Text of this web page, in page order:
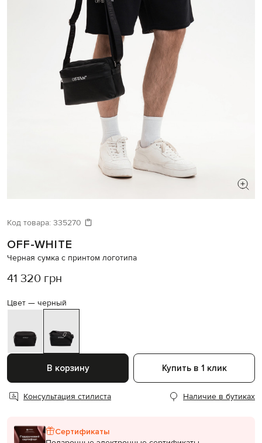
Давайте подберем что-то еще
Код товара: 335270
OFF-WHITE
Черная сумка с принтом логотипа
41 320 грн
Цвет — черный
В корзину Купить в 1 клик
Консультация стилиста Наличие в бутиках
Сертификаты